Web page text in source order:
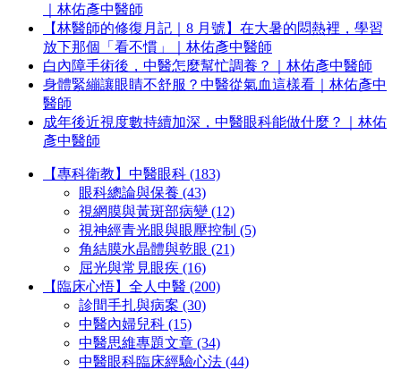
｜林佑彥中醫師
【林醫師的修復月記｜8 月號】在大暑的悶熱裡，學習
放下那個「看不慣」｜林佑彥中醫師
白內障手術後，中醫怎麼幫忙調養？｜林佑彥中醫師
身體緊繃讓眼睛不舒服？中醫從氣血這樣看｜林佑彥中
醫師
成年後近視度數持續加深，中醫眼科能做什麼？｜林佑
彥中醫師
【專科衛教】中醫眼科 (183)
眼科總論與保養 (43)
視網膜與黃斑部病變 (12)
視神經青光眼與眼壓控制 (5)
角結膜水晶體與乾眼 (21)
屈光與常見眼疾 (16)
【臨床心悟】全人中醫 (200)
診間手扎與病案 (30)
中醫內婦兒科 (15)
中醫思維專題文章 (34)
中醫眼科臨床經驗心法 (44)